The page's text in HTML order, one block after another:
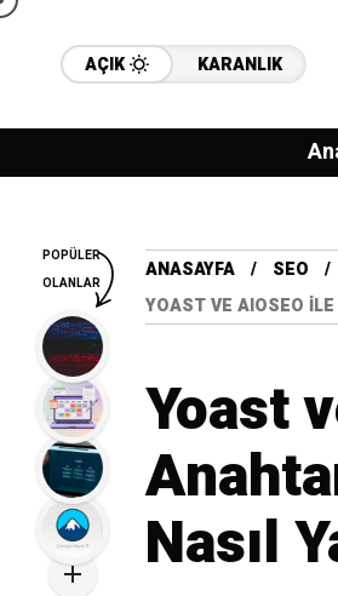
AÇIK KARANLIK
ANASAYFA
SEO
YOAST VE AIOSEO
Yoast
Nasıl
POPÜLER
OLANLAR